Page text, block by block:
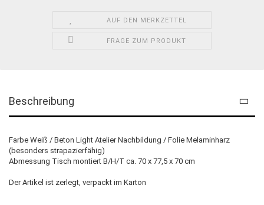
AUF DEN MERKZETTEL
FRAGE ZUM PRODUKT
Beschreibung
Farbe Weiß / Beton Light Atelier Nachbildung / Folie Melaminharz
(besonders strapazierfähig)
Abmessung Tisch montiert B/H/T ca. 70 x 77,5 x 70 cm
Der Artikel ist zerlegt, verpackt im Karton